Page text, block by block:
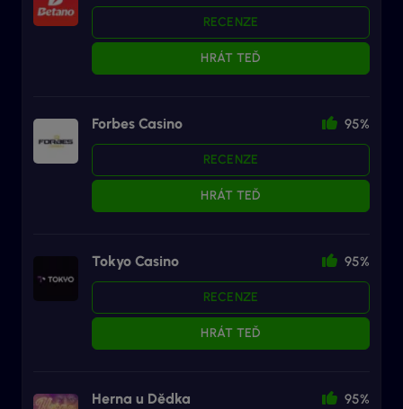
RECENZE
HRÁT TEĎ
Forbes Casino 95%
RECENZE
HRÁT TEĎ
Tokyo Casino 95%
RECENZE
HRÁT TEĎ
Herna u Dědka 95%